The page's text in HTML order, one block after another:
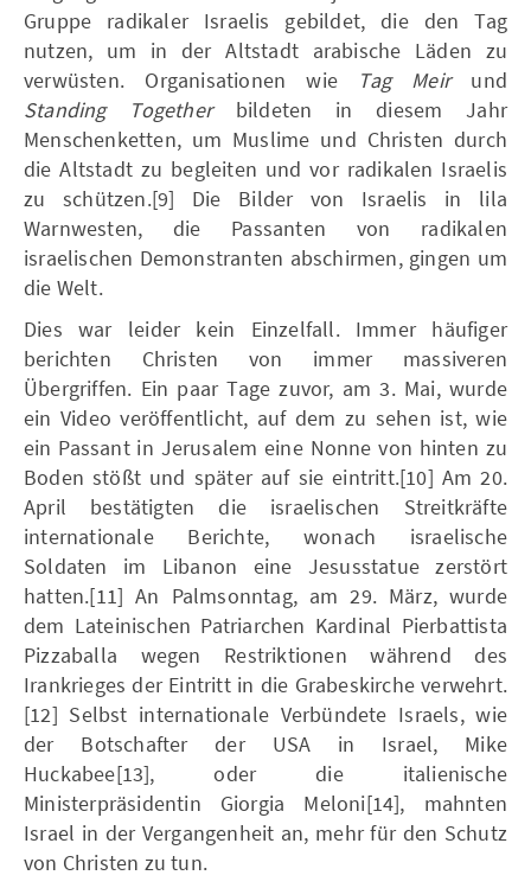
Gruppe radikaler Israelis gebildet, die den Tag
nutzen, um in der Altstadt arabische Läden zu
verwüsten. Organisationen wie
Tag Meirund
Standing Togetherbildeten in diesem Jahr
Menschenketten, um Muslime und Christen durch
die Altstadt zu begleiten und vor radikalen Israelis
zu schützen.[9] Die Bilder von Israelis in lila
Warnwesten, die Passanten von radikalen
israelischen Demonstranten abschirmen, gingen um
die Welt.
Dies war leider kein Einzelfall. Immer häufiger
berichten Christen von immer massiveren
Übergriffen. Ein paar Tage zuvor, am 3. Mai, wurde
ein Video veröffentlicht, auf dem zu sehen ist, wie
ein Passant in Jerusalem eine Nonne von hinten zu
Boden stößt und später auf sie eintritt.[10] Am 20.
April bestätigten die israelischen Streitkräfte
internationale Berichte, wonach israelische
Soldaten im Libanon eine Jesusstatue zerstört
hatten.[11] An Palmsonntag, am 29. März, wurde
dem Lateinischen Patriarchen Kardinal Pierbattista
Pizzaballa wegen Restriktionen während des
Irankrieges der Eintritt in die Grabeskirche verwehrt.
[12] Selbst internationale Verbündete Israels, wie
der Botschafter der USA in Israel, Mike
Huckabee[13], oder die italienische
Ministerpräsidentin Giorgia Meloni[14], mahnten
Israel in der Vergangenheit an, mehr für den Schutz
von Christen zu tun.